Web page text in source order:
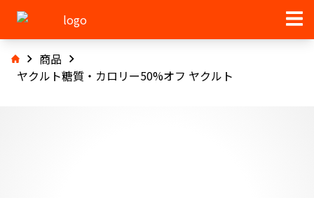
商品
ヤクルト糖質・カロリー50%オフ ヤクルト